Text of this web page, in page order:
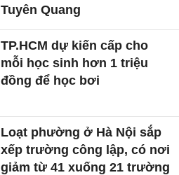
Tuyên Quang
TP.HCM dự kiến cấp cho
mỗi học sinh hơn 1 triệu
đồng để học bơi
Loạt phường ở Hà Nội sắp
xếp trường công lập, có nơi
giảm từ 41 xuống 21 trường